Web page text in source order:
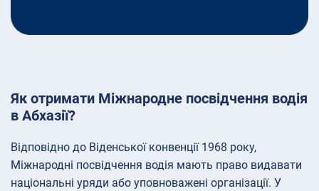
Як отримати Міжнародне посвідчення водія
в Абхазії?
Відповідно до Віденської конвенції 1968 року,
Міжнародні посвідчення водія мають право видавати
національні уряди або уповноважені організації. У